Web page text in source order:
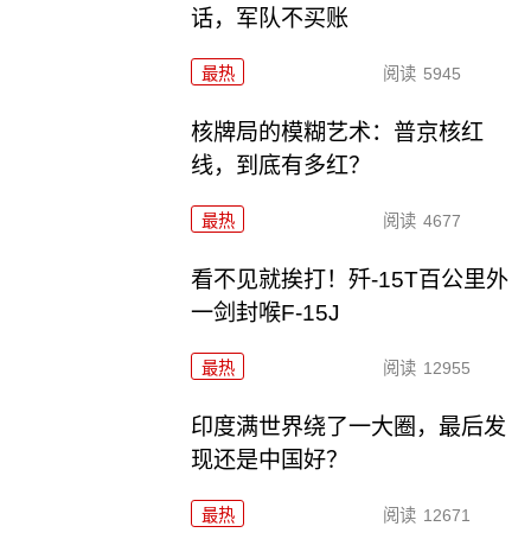
话，军队不买账
最热 阅读 5945
核牌局的模糊艺术：普京核红
线，到底有多红？
最热 阅读 4677
看不见就挨打！歼-15T百公里外
一剑封喉F-15J
最热 阅读 12955
印度满世界绕了一大圈，最后发
现还是中国好？
最热 阅读 12671